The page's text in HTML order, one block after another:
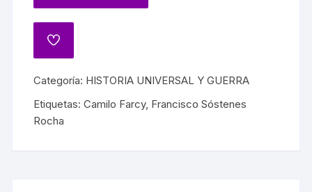
Categoría: HISTORIA UNIVERSAL Y GUERRA
Etiquetas:Camilo Farcy, Francisco Sóstenes
Rocha